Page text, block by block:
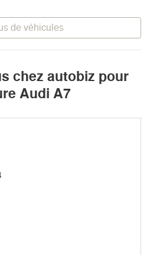
de véhicules
chez autobiz pour
Audi A7